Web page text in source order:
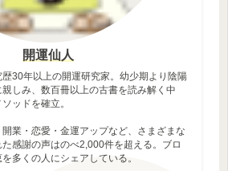
開運仙人
30年以上の開運研究家。幼少期より陰陽
しみ、数百冊以上の古書を読み解く中
ッドを確立。
開業・恋愛・金運アップなど、さまざまな
感謝の声はのべ2,000件を超える。ブロ
多くの人にシェアしている。